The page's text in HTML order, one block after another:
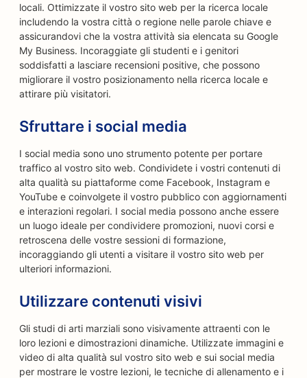
locali. Ottimizzate il vostro sito web per la ricerca locale
includendo la vostra città o regione nelle parole chiave e
assicurandovi che la vostra attività sia elencata su Google
My Business. Incoraggiate gli studenti e i genitori
soddisfatti a lasciare recensioni positive, che possono
migliorare il vostro posizionamento nella ricerca locale e
attirare più visitatori.
Sfruttare i social media
I social media sono uno strumento potente per portare
traffico al vostro sito web. Condividete i vostri contenuti di
alta qualità su piattaforme come Facebook, Instagram e
YouTube e coinvolgete il vostro pubblico con aggiornamenti
e interazioni regolari. I social media possono anche essere
un luogo ideale per condividere promozioni, nuovi corsi e
retroscena delle vostre sessioni di formazione,
incoraggiando gli utenti a visitare il vostro sito web per
ulteriori informazioni.
Utilizzare contenuti visivi
Gli studi di arti marziali sono visivamente attraenti con le
loro lezioni e dimostrazioni dinamiche. Utilizzate immagini e
video di alta qualità sul vostro sito web e sui social media
per mostrare le vostre lezioni, le tecniche di allenamento e i